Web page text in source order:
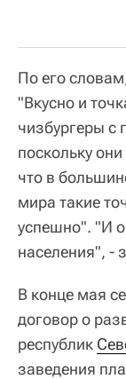
По его
"Вкусно и
чизбургеры с
поскольку
что в
мира такие
успешно". "И
населения", -
В конце мая
договор о
республик
заведения